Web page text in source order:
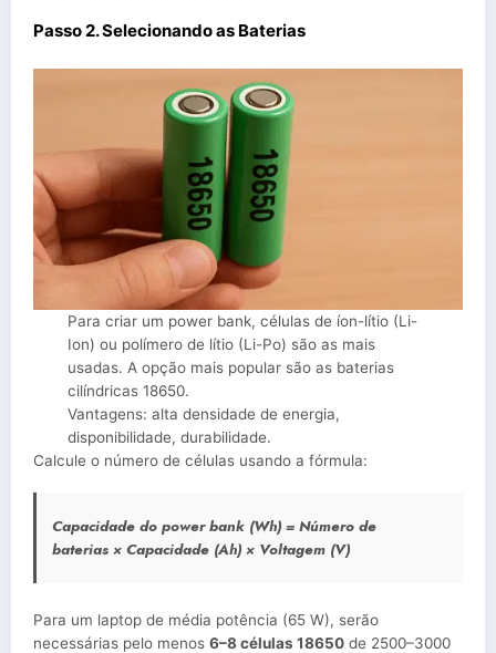
Passo 2. Selecionando as Baterias
Para criar um power bank, células de íon-lítio (Li-
Ion) ou polímero de lítio (Li-Po) são as mais
usadas. A opção mais popular são as baterias
cilíndricas 18650.
Vantagens: alta densidade de energia,
disponibilidade, durabilidade.
Calcule o número de células usando a fórmula:
Capacidade do power bank (Wh) = Número de
baterias × Capacidade (Ah) × Voltagem (V)
Para um laptop de média potência (65 W), serão
necessárias pelo menos 6–8 células 18650 de 2500–3000